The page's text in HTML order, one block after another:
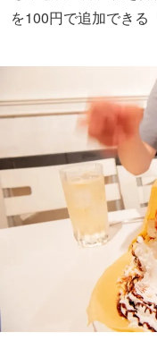
どうやって食べるの
ぎるチョモランマに
けて・・・。